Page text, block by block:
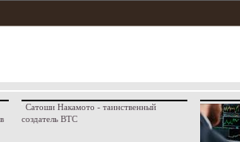
Сатоши Накамото - таинственный
создатель BTC